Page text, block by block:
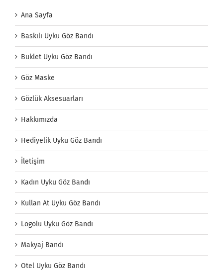
Ana Sayfa
Baskılı Uyku Göz Bandı
Buklet Uyku Göz Bandı
Göz Maske
Gözlük Aksesuarları
Hakkımızda
Hediyelik Uyku Göz Bandı
İletişim
Kadın Uyku Göz Bandı
Kullan At Uyku Göz Bandı
Logolu Uyku Göz Bandı
Makyaj Bandı
Otel Uyku Göz Bandı